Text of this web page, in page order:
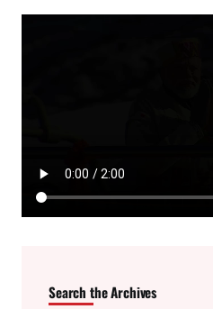
Search the Archives